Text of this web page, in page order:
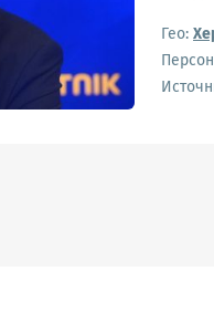
Гео: